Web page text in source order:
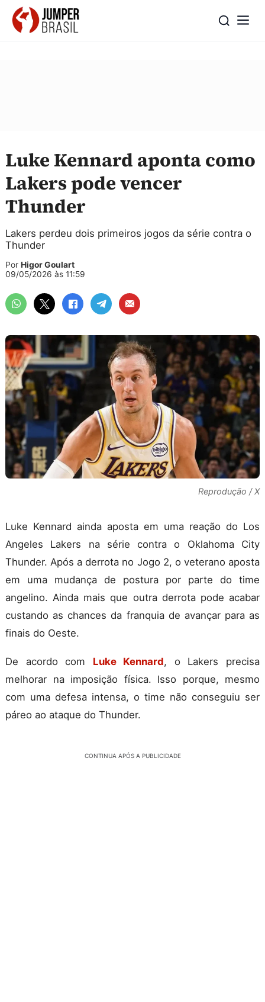
Luke Kennard aponta como
Lakers pode vencer
Thunder
Lakers perdeu dois primeiros jogos da série contra o
Thunder
Por Higor Goulart
09/05/2026 às 11:59
Reprodução / X
Luke Kennard ainda aposta em uma reação do Los
Angeles Lakers na série contra o Oklahoma City
Thunder. Após a derrota no Jogo 2, o veterano aposta
em uma mudança de postura por parte do time
angelino. Ainda mais que outra derrota pode acabar
custando as chances da franquia de avançar para as
finais do Oeste.
De acordo com Luke Kennard, o Lakers precisa
melhorar na imposição física. Isso porque, mesmo
com uma defesa intensa, o time não conseguiu ser
páreo ao ataque do Thunder.
CONTINUA APÓS A PUBLICIDADE